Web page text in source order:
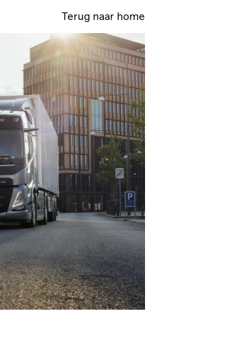
Terug naar home